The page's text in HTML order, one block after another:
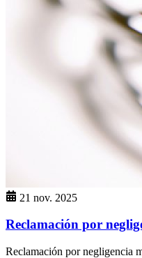
21 nov. 2025
Reclamación por
Reclamación por negligencia